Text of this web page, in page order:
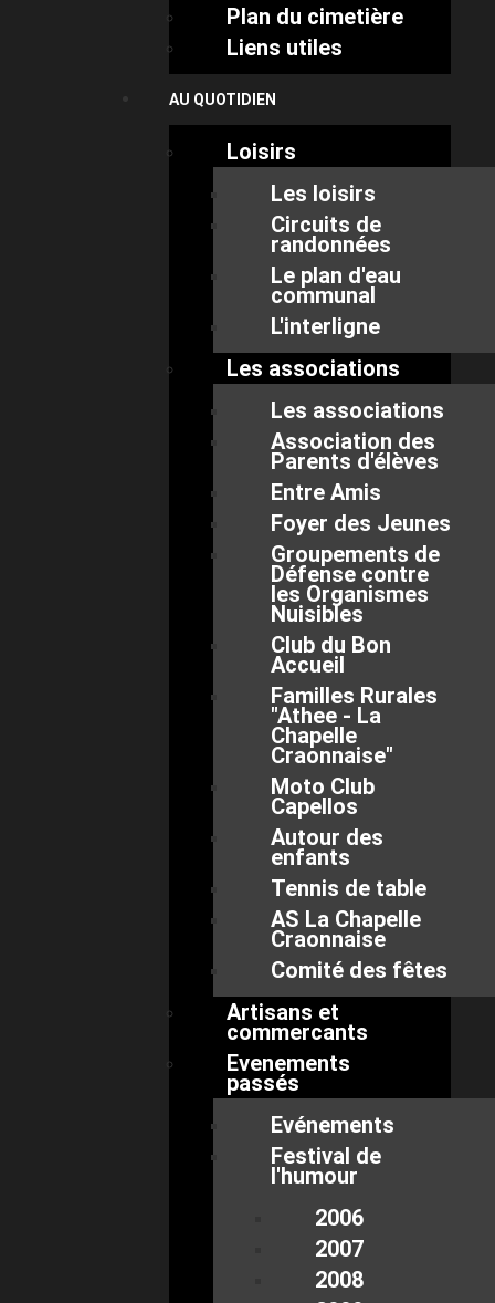
Plan du cimetière
Liens utiles
AU QUOTIDIEN
Loisirs
Les loisirs
Circuits de
randonnées
Le plan d'eau
communal
L'interligne
Les associations
Les associations
Association des
Parents d'élèves
Entre Amis
Foyer des Jeunes
Groupements de
Défense contre
les Organismes
Nuisibles
Club du Bon
Accueil
Familles Rurales
"Athee - La
Chapelle
Craonnaise"
Moto Club
Capellos
Autour des
enfants
Tennis de table
AS La Chapelle
Craonnaise
Comité des fêtes
Artisans et
commercants
Evenements
passés
Evénements
Festival de
l'humour
2006
2007
2008